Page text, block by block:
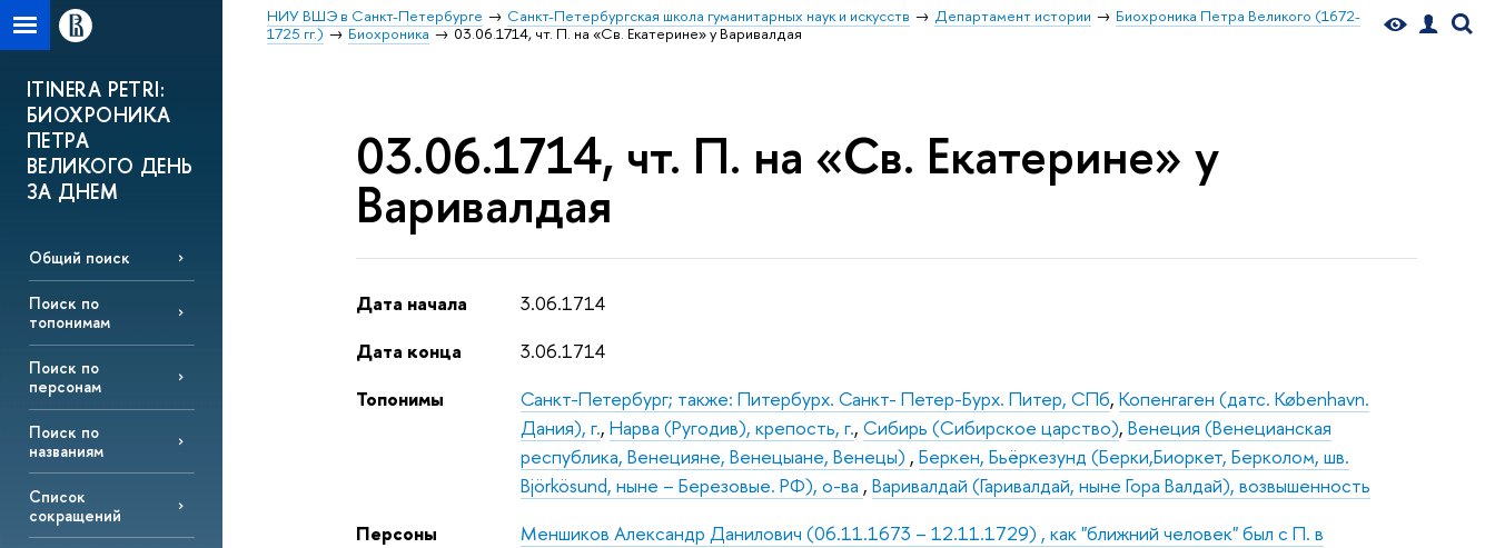
НИУ ВШЭ в Санкт-Петербурге Санкт-Петербургская школа гуманитарных наук и искусств Департамент истории
Биохроника Петра Великого (1672-
1725 гг.)
Биохроника 03.06.1714, чт. П. на «Св. Екатерине» у Варивалдая
ITINERA PETRI:
БИОХРОНИКА
ПЕТРА
ВЕЛИКОГО ДЕНЬ
ЗА ДНЕМ
Общий поиск
Поиск по
топонимам
Поиск по
персонам
Поиск по
названиям
Список
сокращений
03.06.1714, чт. П. на «Св. Екатерине» у
Варивалдая
Дата начала
3.06.1714
Дата конца
3.06.1714
Топонимы
Санкт-Петербург; также: Питербурх. Санкт- Петер-Бурх. Питер, СПб,Копенгаген (датс. København.
Дания), г.,Нарва (Ругодив), крепость, г.,Сибирь (Сибирское царство),Венеция (Венецианская
республика, Венецияне, Венецыане, Венецы) ,Беркен, Бьёркезунд (Берки,Биоркет, Берколом, шв.
Björkösund, ныне – Березовые. РФ), о-ва ,Варивалдай (Гаривалдай, ныне Гора Валдай), возвышенность
Персоны
Меншиков Александр Данилович (06.11.1673 – 12.11.1729) , как "ближний человек" был с П. в